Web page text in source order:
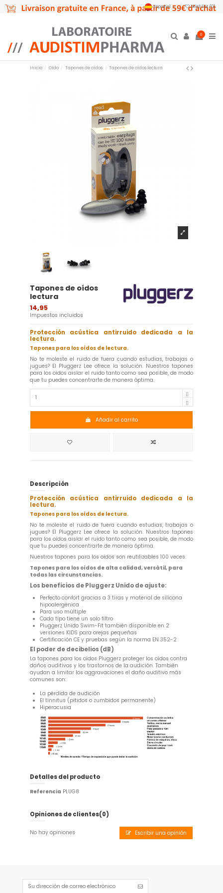
Español Wishlist (0)
0
Inicio Oído Tapones de oídos Tapones de oídos lectura
Tapones de oídos
lectura
14,95
Impuestos incluidos
Protección acústica antirruido dedicada a la
lectura.
Tapones para los oídos de lectura.
No te moleste el ruido de fuera cuando estudias, trabajas o
jugues? El Pluggerz Lee ofrece la solución. Nuestros tapones
para los oídos aislar el ruido tanto como sea posible, de modo
que tu puedes concentrarte de manera óptima.
Añadir al carrito
Descripción
Protección acústica antirruido dedicada a la
lectura.
Tapones para los oídos de lectura.
No te moleste el ruido de fuera cuando estudias, trabajas o
jugues? El Pluggerz Lee ofrece la solución. Nuestros tapones
para los oídos aislar el ruido tanto como sea posible, de modo
que tu puedes concentrarte de manera óptima.
Nuestros tapones para los oídos son reutilizables 100 veces.
Tapones para los oídos de alta calidad, versátil, para
todas las circunstancias.
Los beneficios de Pluggerz Unido de ajuste:
Perfecto confort gracias a 3 tiras y material de silicona
hipoalergénica
Para uso múltiple
Cada tipo tiene un solo filtro
Pluggerz Unido Swim-Fit también disponible en 2
versiones KIDS para orejas pequeñas
Certificación CE y pruebas según la norma EN 352-2
El poder de decibelios (dB)
La tapones para los oídos Pluggerz proteger los oídos contra
daños auditivos y los trastornos de la audición. También
ayudan a limitar los aggravaciones el daño auditivo más
comunes son:
La pérdida de audición
El tinnitus (pitidos o zumbidos permanente)
Hiperacusia
Detalles del producto
Referencia PLUG8
Opiniones de clientes(0)
No hay opiniones Escribir una opinión